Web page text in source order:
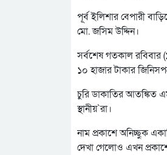
পূর্ব ইলিশার বেপারী
মো. জসিম উদ্দিন।
সর্বশেষ গতকাল রবিবার
১০ হাজার টাকার
চুরি ডাকাতির আতঙ্কিত
স্থানীয়`রা।
নাম প্রকাশে অনিচ্ছুক
দেখা গেলোও এখন